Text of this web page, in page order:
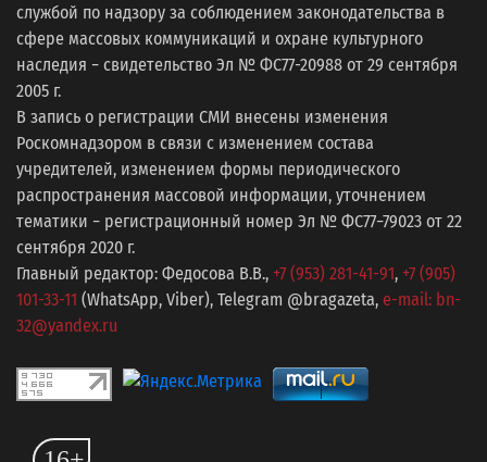
службой по надзору за соблюдением законодательства в
сфере массовых коммуникаций и охране культурного
наследия − свидетельство Эл № ФС77-20988 от 29 сентября
2005 г.
В запись о регистрации СМИ внесены изменения
Роскомнадзором в связи с изменением состава
учредителей, изменением формы периодического
распространения массовой информации, уточнением
тематики − регистрационный номер Эл № ФС77−79023 от 22
сентября 2020 г.
Главный редактор: Федосова В.В., +7 (953) 281-41-91, +7 (905)
101-33-11 (WhatsApp, Viber), Telegram @bragazeta, e-mail: bn-
32@yandex.ru